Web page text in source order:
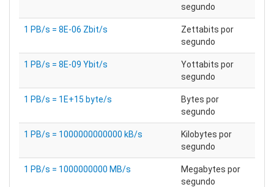
segundo
1 PB/s = 8E-06 Zbit/s
Zettabits por
segundo
1 PB/s = 8E-09 Ybit/s
Yottabits por
segundo
1 PB/s = 1E+15 byte/s
Bytes por
segundo
1 PB/s = 1000000000000 kB/s
Kilobytes por
segundo
1 PB/s = 1000000000 MB/s
Megabytes por
segundo